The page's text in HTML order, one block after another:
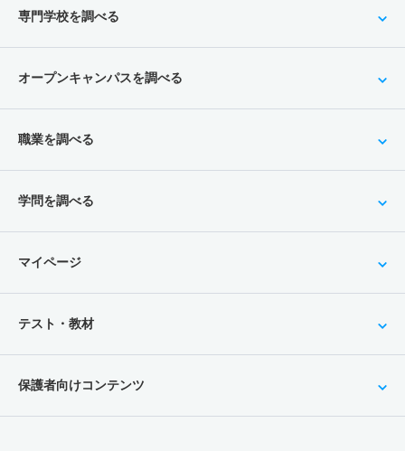
専門学校を調べる
オープンキャンパスを調べる
職業を調べる
学問を調べる
マイページ
テスト・教材
保護者向けコンテンツ